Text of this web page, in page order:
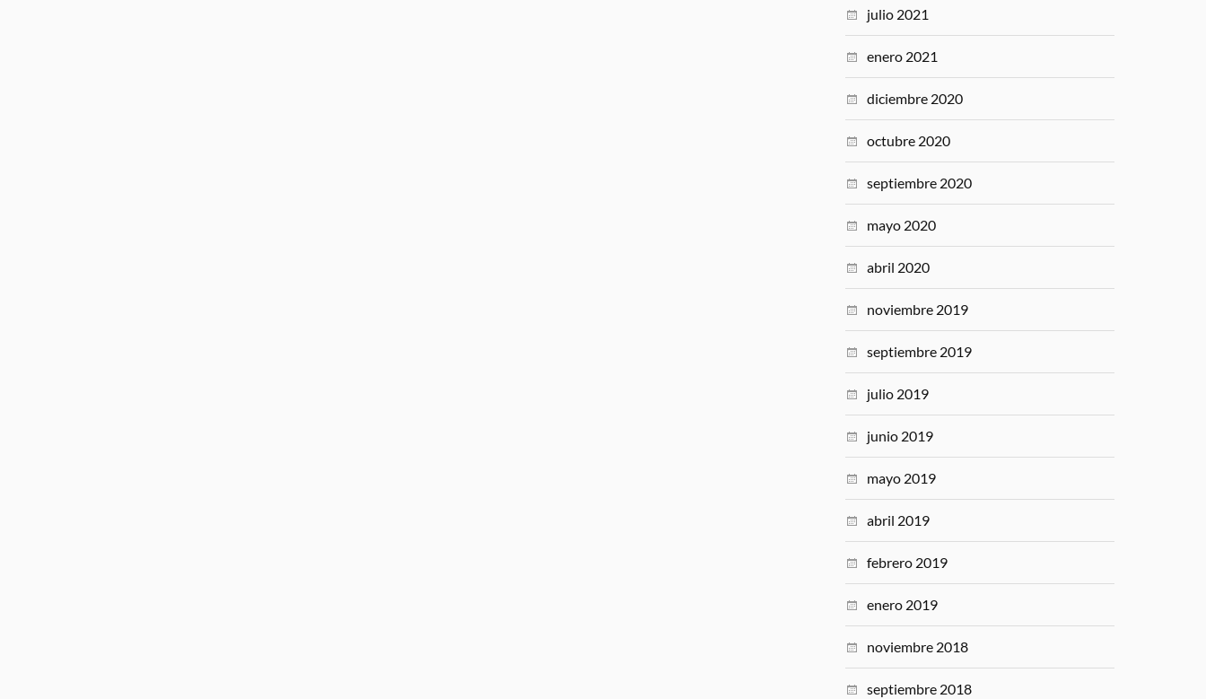
julio 2021
enero 2021
diciembre 2020
octubre 2020
septiembre 2020
mayo 2020
abril 2020
noviembre 2019
septiembre 2019
julio 2019
junio 2019
mayo 2019
abril 2019
febrero 2019
enero 2019
noviembre 2018
septiembre 2018